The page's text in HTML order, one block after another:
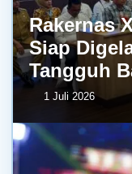
Rakernas
Siap
Tangguh
1 Juli 2026